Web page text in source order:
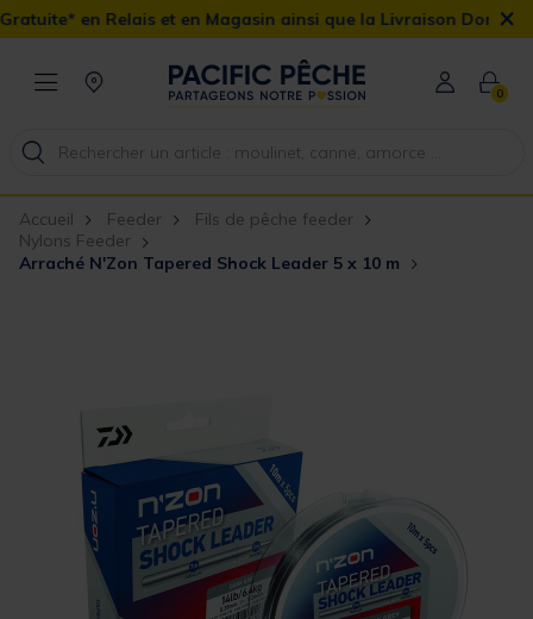
et en Magasin ainsi que la Livraison Domicile offerte dès 90€
×
0
Accueil Feeder
Fils de pêche feeder
Nylons Feeder
Arraché N'Zon Tapered Shock Leader 5 x 10 m